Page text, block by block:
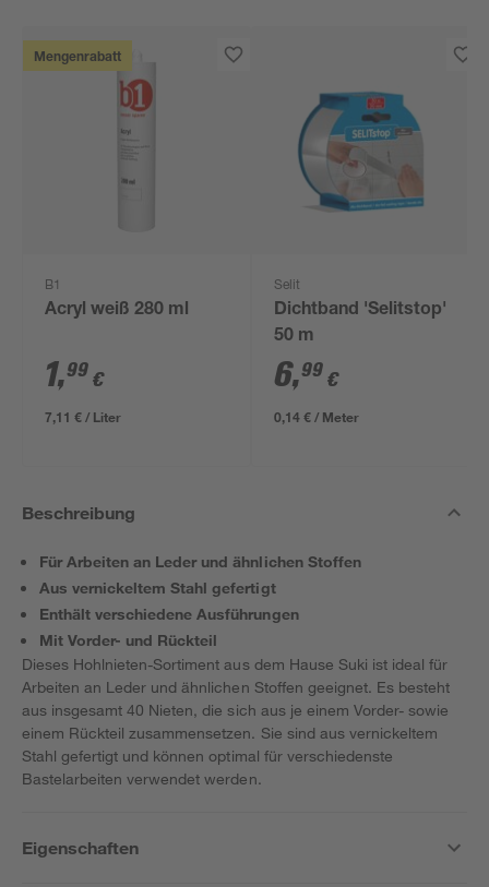
Mengenrabatt
B1
Acryl weiß 280 ml
1,99 €
7,11 € / Liter
Selit
Dichtband 'Selitstop'
50 m
6,99 €
0,14 € / Meter
Beschreibung
Für Arbeiten an Leder und ähnlichen Stoffen
Aus vernickeltem Stahl gefertigt
Enthält verschiedene Ausführungen
Mit Vorder- und Rückteil
Dieses Hohlnieten-Sortiment aus dem Hause Suki ist ideal für
Arbeiten an Leder und ähnlichen Stoffen geeignet. Es besteht
aus insgesamt 40 Nieten, die sich aus je einem Vorder- sowie
einem Rückteil zusammensetzen. Sie sind aus vernickeltem
Stahl gefertigt und können optimal für verschiedenste
Bastelarbeiten verwendet werden.
Eigenschaften